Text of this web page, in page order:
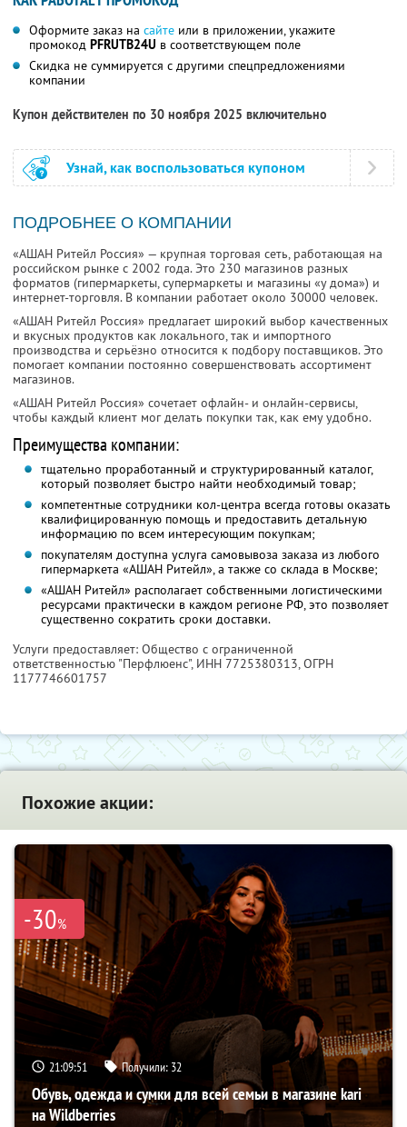
Оформите заказ на сайте или в приложении, укажите
промокод PFRUTB24U в соответствующем поле
Скидка не суммируется с другими спецпредложениями
компании
Купон действителен по 30 ноября 2025 включительно
Узнай, как воспользоваться купоном
ПОДРОБНЕЕ О КОМПАНИИ
«АШАН Ритейл Россия» — крупная торговая сеть, работающая на
российском рынке с 2002 года. Это 230 магазинов разных
форматов (гипермаркеты, супермаркеты и магазины «у дома») и
интернет-торговля. В компании работает около 30000 человек.
«АШАН Ритейл Россия» предлагает широкий выбор качественных
и вкусных продуктов как локального, так и импортного
производства и серьёзно относится к подбору поставщиков. Это
помогает компании постоянно совершенствовать ассортимент
магазинов.
«АШАН Ритейл Россия» сочетает офлайн- и онлайн-сервисы,
чтобы каждый клиент мог делать покупки так, как ему удобно.
Преимущества компании:
тщательно проработанный и структурированный каталог,
который позволяет быстро найти необходимый товар;
компетентные сотрудники кол-центра всегда готовы оказать
квалифицированную помощь и предоставить детальную
информацию по всем интересующим покупкам;
покупателям доступна услуга самовывоза заказа из любого
гипермаркета «АШАН Ритейл», а также со склада в Москве;
«АШАН Ритейл» располагает собственными логистическими
ресурсами практически в каждом регионе РФ, это позволяет
существенно сократить сроки доставки.
Услуги предоставляет: Общество с ограниченной
ответственностью "Перфлюенс", ИНН 7725380313, ОГРН
1177746601757
Похожие акции:
-30%
21:09:50 Получили: 32
Обувь, одежда и сумки для всей семьи в магазине kari
на Wildberries